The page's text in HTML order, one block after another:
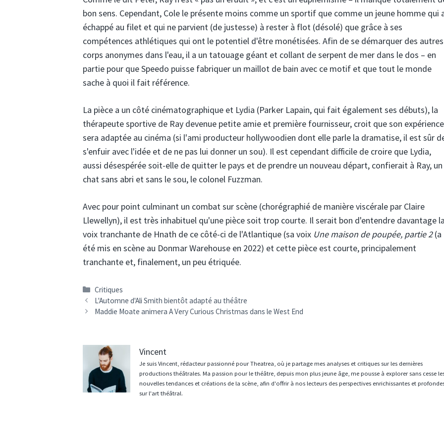
bon sens. Cependant, Cole le présente moins comme un sportif que comme un jeune homme qui
échappé au filet et qui ne parvient (de justesse) à rester à flot (désolé) que grâce à ses
compétences athlétiques qui ont le potentiel d'être monétisées. Afin de se démarquer des autres
corps anonymes dans l'eau, il a un tatouage géant et collant de serpent de mer dans le dos – en
partie pour que Speedo puisse fabriquer un maillot de bain avec ce motif et que tout le monde
sache à quoi il fait référence.
La pièce a un côté cinématographique et Lydia (Parker Lapain, qui fait également ses débuts), la
thérapeute sportive de Ray devenue petite amie et première fournisseur, croit que son expérience
sera adaptée au cinéma (si l'ami producteur hollywoodien dont elle parle la dramatise, il est sûr
s'enfuir avec l'idée et de ne pas lui donner un sou). Il est cependant difficile de croire que Lydia,
aussi désespérée soit-elle de quitter le pays et de prendre un nouveau départ, confierait à Ray, un
chat sans abri et sans le sou, le colonel Fuzzman.
Avec pour point culminant un combat sur scène (chorégraphié de manière viscérale par Claire
Llewellyn), il est très inhabituel qu'une pièce soit trop courte. Il serait bon d'entendre davantage la
voix tranchante de Hnath de ce côté-ci de l'Atlantique (sa voix Une maison de poupée, partie 2(a
été mis en scène au Donmar Warehouse en 2022) et cette pièce est courte, principalement
tranchante et, finalement, un peu étriquée.
Catégories
Critiques
L'Automne d'Ali Smith bientôt adapté au théâtre
Maddie Moate animera A Very Curious Christmas dans le West End
Vincent
Je suis Vincent, rédacteur passionné pour Theatrea, où je partage mes analyses et critiques sur les dernières
productions théâtrales. Ma passion pour le théâtre, depuis mon plus jeune âge, me pousse à explorer sans cesse
nouvelles tendances et créations de la scène, afin d'offrir à nos lecteurs des perspectives enrichissantes et
sur l'art théâtral.